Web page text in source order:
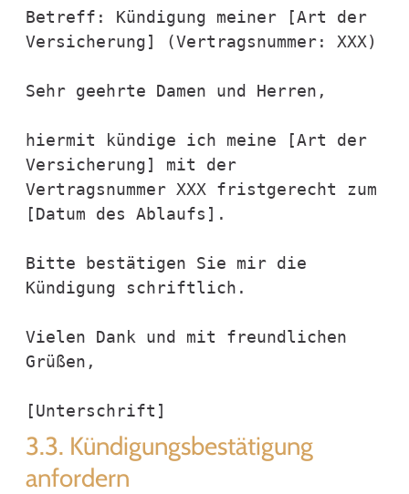
Betreff: Kündigung meiner [Art der
Versicherung] (Vertragsnummer: XXX)
Sehr geehrte Damen und Herren,
hiermit kündige ich meine [Art der
Versicherung] mit der
Vertragsnummer XXX fristgerecht zum
[Datum des Ablaufs].
Bitte bestätigen Sie mir die
Kündigung schriftlich.
Vielen Dank und mit freundlichen
Grüßen,
3.3. Kündigungsbestätigung
anfordern